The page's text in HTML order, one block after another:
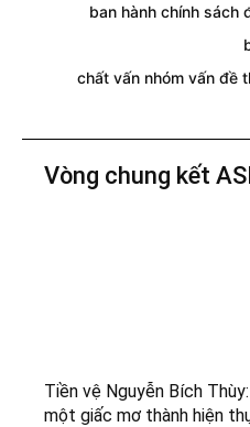
ban hành chính sách
chất vấn nhóm vấn đề
Vòng chung kết
Tiền vệ Nguyễn Bích
một giấc mơ thành hiện